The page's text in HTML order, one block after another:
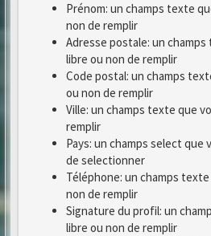
Prénom: un champs texte
non de remplir
Adresse postale: un
libre ou non de remplir
Code postal: un champs
ou non de remplir
Ville: un champs texte que
remplir
Pays: un champs select que
de selectionner
Téléphone: un champs
non de remplir
Signature du profil: un
libre ou non de remplir